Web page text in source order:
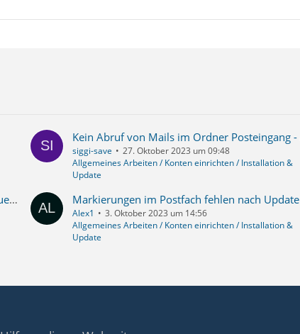
siggi-save
27. Oktober 2023 um 09:48
Allgemeines Arbeiten / Konten einrichten / Installation &
Update
Junk Ordner extrem groß! kann man ihn manuell im WIndows Dateimanager löschen? Markierungen im Postfach fehlen nach Update
Alex1
3. Oktober 2023 um 14:56
Allgemeines Arbeiten / Konten einrichten / Installation &
Update